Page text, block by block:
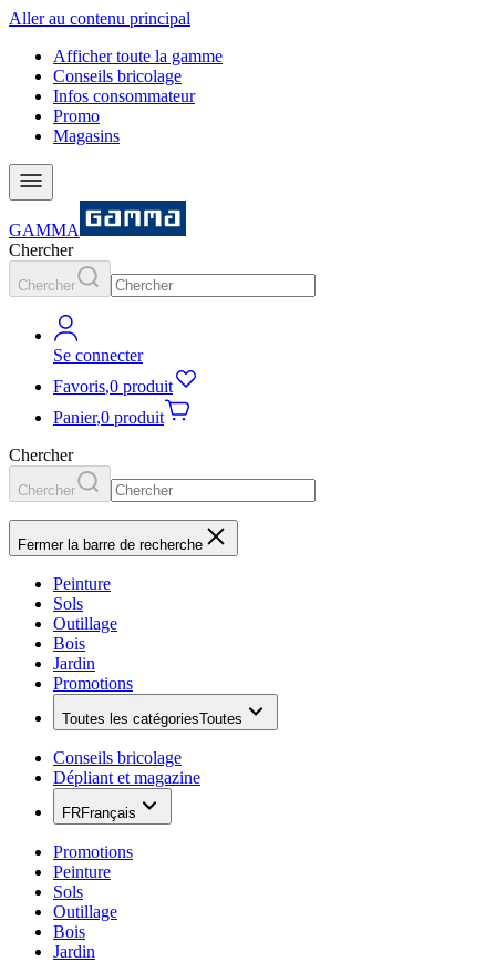
Aller au contenu principal
Afficher toute la gamme
Conseils bricolage
Infos consommateur
Promo
Magasins
GAMMA
Chercher
Chercher
Se connecter
Favoris,0 produit
Panier,0 produit
Chercher
Chercher
Fermer la barre de recherche
Peinture
Sols
Outillage
Bois
Jardin
Promotions
Toutes les catégoriesToutes
Conseils bricolage
Dépliant et magazine
FRFrançais
Promotions
Peinture
Sols
Outillage
Bois
Jardin